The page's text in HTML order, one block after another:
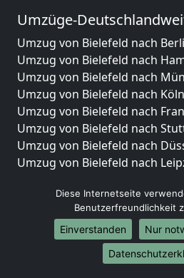
Umzüge-
Umzug von Bielefeld nach
Umzug von Bielefeld nach
Umzug von Bielefeld nach
Umzug von Bielefeld nach Köln
Umzug von Bielefeld nach
Umzug von Bielefeld nach
Umzug von Bielefeld nach
Umzug von Bielefeld nach
Umzug von Bielefeld nach
Umzug von Bielefeld nach
Umzug von Bielefeld nach
Umzug von Bielefeld nach
Umzug von Bielefeld nach
Diese Internetseite
Benutzerfreundlichkeit
Einverstanden
Nur